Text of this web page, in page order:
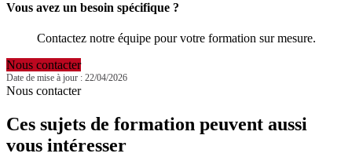
Vous avez un besoin spécifique ?
Contactez notre équipe pour votre formation sur mesure.
Nous contacter
Date de mise à jour : 22/04/2026
Nous contacter
Ces sujets de formation peuvent aussi
vous intéresser